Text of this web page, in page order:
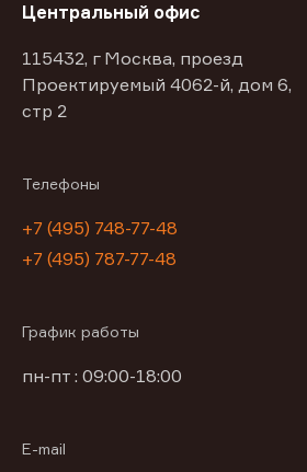
Центральный офис
115432, г Москва, проезд
Проектируемый 4062-й, дом 6,
стр 2
Телефоны
+7 (495) 748-77-48
+7 (495) 787-77-48
График работы
пн-пт : 09:00-18:00
E-mail